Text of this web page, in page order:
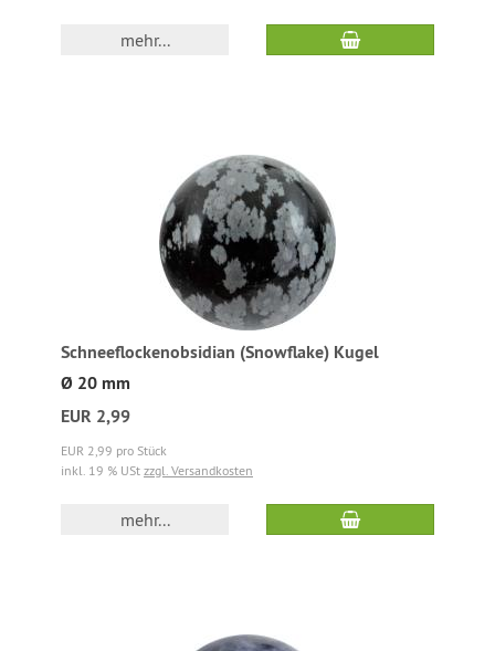
mehr...
Schneeflockenobsidian (Snowflake) Kugel
Ø 20 mm
EUR 2,99
EUR 2,99 pro Stück
inkl. 19 % USt zzgl. Versandkosten
mehr...